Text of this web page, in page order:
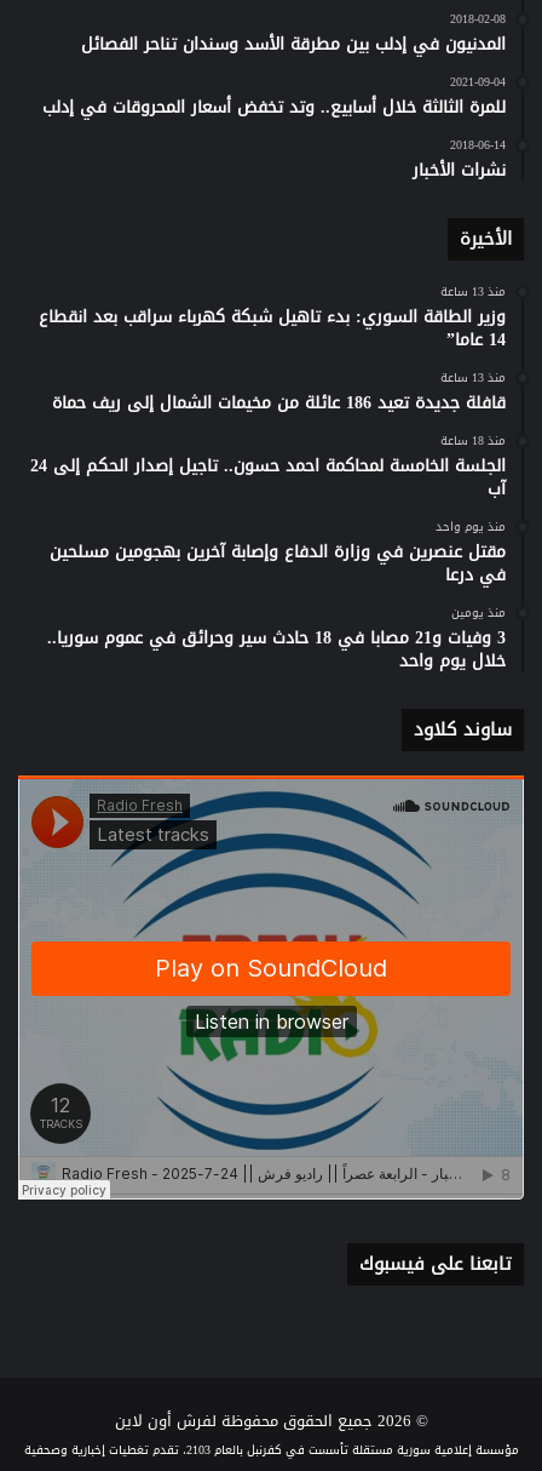
2018-02-08
المدنيون في إدلب بين مطرقة الأسد وسندان تناحر الفصائل
2021-09-04
للمرة الثالثة خلال أسابيع.. وتد تخفض أسعار المحروقات في إدلب
2018-06-14
نشرات الأخبار
الأخيرة
منذ 13 ساعة
وزير الطاقة السوري: بدء تاهيل شبكة كهرباء سراقب بعد انقطاع
14 عاما”
منذ 13 ساعة
قافلة جديدة تعيد 186 عائلة من مخيمات الشمال إلى ريف حماة
منذ 18 ساعة
الجلسة الخامسة لمحاكمة احمد حسون.. تاجيل إصدار الحكم إلى 24
آب
منذ يوم واحد
مقتل عنصرين في وزارة الدفاع وإصابة آخرين بهجومين مسلحين
في درعا
منذ يومين
3 وفيات و21 مصابا في 18 حادث سير وحرائق في عموم سوريا..
خلال يوم واحد
ساوند كلاود
تابعنا على فيسبوك
© 2026 جميع الحقوق محفوظة لفرش أون لاين
مؤسسة إعلامية سورية مستقلة تأسست في كفرنبل بالعام 2103، تقدم تغطيات إخبارية وصحفية